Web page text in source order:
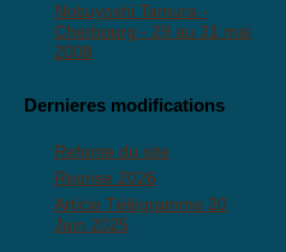
Nobuyoshi Tamura -
Cherbourg - 29 au 31 mai
2008
Dernieres modifications
Refonte du site
Reprise 2026
Article Télégramme 20
Juin 2025